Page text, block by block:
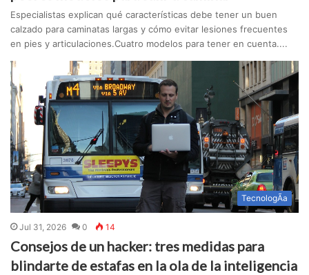
Especialistas explican qué características debe tener un buen
calzado para caminatas largas y cómo evitar lesiones frecuentes
en pies y articulaciones.Cuatro modelos para tener en cuenta....
TecnologÃ­a
Jul 31, 2026 0 14
Consejos de un hacker: tres medidas para
blindarte de estafas en la ola de la inteligencia